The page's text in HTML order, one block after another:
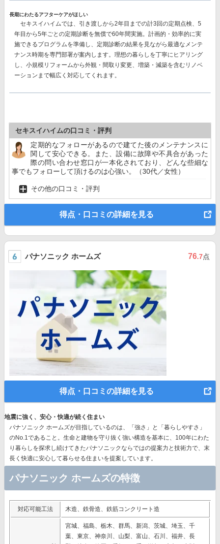
長期にわたるアフターケアがほしい
セキスイハイムでは、 引き渡しから2年目までの計3回の定期点検、 5
年目から5年ごとの定期診断を無償で60年間実施。計画的・効率的に実
施できるプログラムを準備し、定期診断の結果を見ながら最適なメンテ
ナンス時期を専門部署が案内します。理想の暮らしを丁寧にヒアリング
し、小規模リフォームから外観・間取り変更、増築・減築を含むリノベ
ーションまで幅広く対応してくれます。
セキスイハイムの口コミ・評判
定期的なフォローがあるので建てた後のメンテナンスに
関して安心できる。また、設備に故障や不具合があった
際の問い合わせ窓口が一本化されており、どんな些細な
事でもフォローして頂けるのは心強い。（30代／女性）
その他の口コミ・評判
得点・口コミの詳細を見る
パナソニック ホームズ 76.7点
得点・口コミの詳細を見る
地震に強く、安心・快適が続く住まい
パナソニック ホームズが目指しているのは、「強さ」と「暮らしやすさ」
のNo.1であること。生命と建物を守り抜く強い構造を基本に、 100年にわた
り暮らしを探求し続けてきたパナソニックならではの提案力と技術力で、末
長く快適に安心して暮らせる住まいを提案しています。
パナソニック ホームズの特徴
対応可能工法 木造、鉄骨造、鉄筋コンクリート造
宮城、福島、栃木、群馬、新潟、茨城、埼玉、千
葉、東京、神奈川、山梨、富山、石川、福井、長